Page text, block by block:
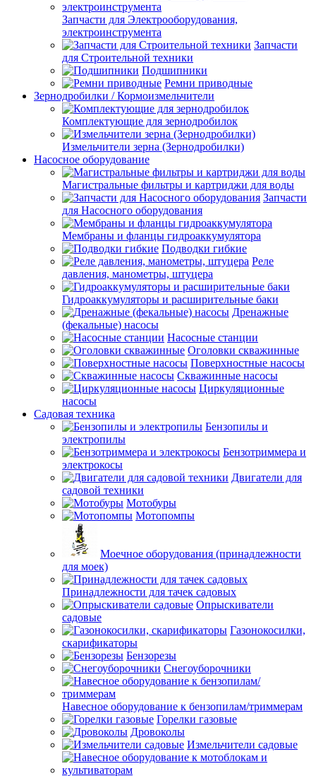
Запчасти для Электрооборудования,
электроинструмента
Запчасти
для Строительной техники
Подшипники
Ремни приводные
Зернодробилки / Кормоизмельчители
Комплектующие для зернодробилок
Измельчители зерна (Зернодробилки)
Насосное оборудование
Магистральные фильтры и картриджи для воды
Запчасти
для Насосного оборудования
Мембраны и фланцы гидроаккумулятора
Подводки гибкие
Реле
давления, манометры, штуцера
Гидроаккумуляторы и расширительные баки
Дренажные
(фекальные) насосы
Насосные станции
Оголовки скважинные
Поверхностные насосы
Скважинные насосы
Циркуляционные
насосы
Садовая техника
Бензопилы и
электропилы
Бензотриммера и
электрокосы
Двигатели для
садовой техники
Мотобуры
Мотопомпы
Моечное оборудования (принадлежности
для моек)
Принадлежности для тачек садовых
Опрыскиватели
садовые
Газонокосилки,
скарификаторы
Бензорезы
Снегоуборочники
Навесное оборудование к бензопилам/триммерам
Горелки газовые
Дровоколы
Измельчители садовые